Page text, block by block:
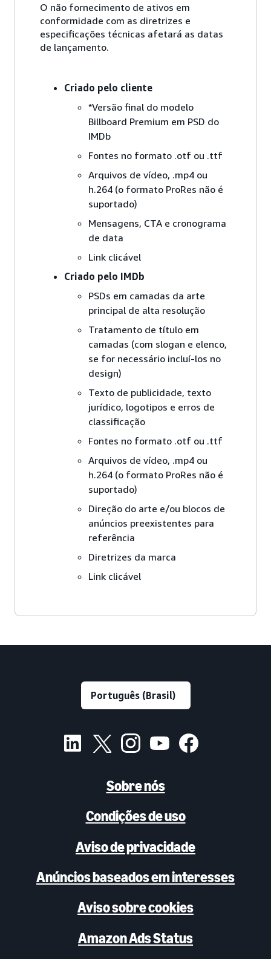
O não fornecimento de ativos em
conformidade com as diretrizes e
especificações técnicas afetará as datas
de lançamento.
Criado pelo cliente
*Versão final do modelo
Billboard Premium em PSD do
IMDb
Fontes no formato .otf ou .ttf
Arquivos de vídeo, .mp4 ou
h.264 (o formato ProRes não é
suportado)
Mensagens, CTA e cronograma
de data
Link clicável
Criado pelo IMDb
PSDs em camadas da arte
principal de alta resolução
Tratamento de título em
camadas (com slogan e elenco,
se for necessário incluí-los no
design)
Texto de publicidade, texto
jurídico, logotipos e erros de
classificação
Fontes no formato .otf ou .ttf
Arquivos de vídeo, .mp4 ou
h.264 (o formato ProRes não é
suportado)
Direção do arte e/ou blocos de
anúncios preexistentes para
referência
Diretrizes da marca
Link clicável
Sobre nós
Condições de uso
Aviso de privacidade
Anúncios baseados em interesses
Aviso sobre cookies
Amazon Ads Status